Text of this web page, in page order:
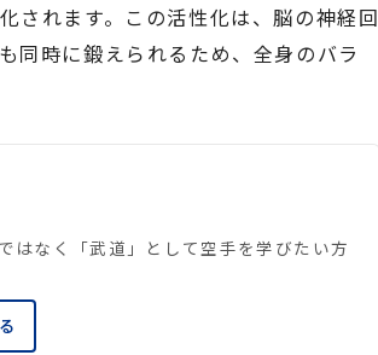
されます。この活性化は、脳の神経回
同時に鍛えられるため、全身のバラ
はなく「武道」として空手を学びたい方